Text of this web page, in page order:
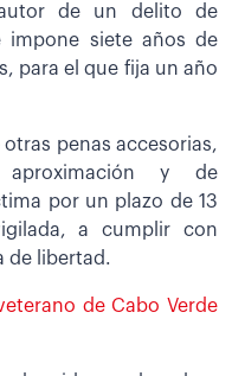
de un delito de
impone siete años de
para el que fija un año
penas accesorias,
y de
por un plazo de 13
a cumplir con
de libertad.
de Cabo Verde